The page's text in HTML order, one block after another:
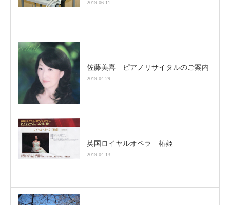
2019.06.11
佐藤美喜 ピアノリサイタルのご案内
2019.04.29
英国ロイヤルオペラ 椿姫
2019.04.13